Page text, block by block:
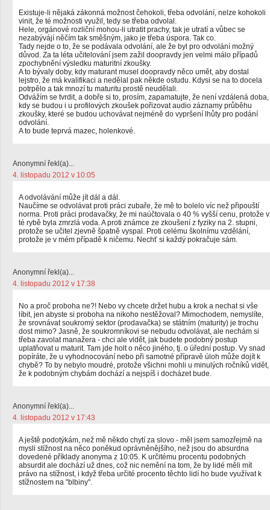
Existuje-li nějaká zákonná možnost čehokoli, třeba odvolání, nelze kohokoli
vinit, že té možnosti využil, tedy se třeba odvolal.
Hele, orgánové rozliční mohou-li utratit prachy, tak je utratí a vůbec se
nezabývájí něčím tak směšným, jako je třeba úspora. Tak co.
Tady nejde o to, že se podávala odvolání, ale že byl pro odvolání možný
důvod. Za ta léta učitelování jsem zažil doopravdy jen velmi málo případů
zpochybnění výsledku maturitní zkoušky.
A to bývaly doby, kdy maturant musel doopravdy něco umět, aby dostal
lejstro, že má kvalifikaci a nedělal pak někde ostudu. Kdysi se na to docela
potrpělo a tak mnozí tu maturitu prostě neudělali.
Odvážím se tvrdit, a dobře si to, prosím, zapamatujte, že není vzdálená doba,
kdy se budou i u profilových zkoušek pořizovat audio záznamy průběhu
zkoušky, které se budou uchovávat nejméně do vypršení lhůty pro podání
odvolání.
A to bude teprvá mazec, holenkové.
Anonymní řekl(a)...
4. listopadu 2012 v 10:05
A odvolávání může jít dál a dál.
Naučíme se odvolávat proti práci zubaře, že mě to bolelo víc než připouští
norma. Proti práci prodavačky, že mi naúčtovala o 40 % vyšší cenu, protože v
té rybě byla zmrzlá voda. A proti známce ze zkoušení z fyziky na 2. stupni,
protože se učitel zjevně špatně vyspal. Proti celému školnímu vzdělání,
protože je v mém případě k ničemu. Nechť si každý pokračuje sám.
Anonymní řekl(a)...
4. listopadu 2012 v 17:38
No a proč proboha ne?! Nebo vy chcete držet hubu a krok a nechat si vše
líbit, jen abyste si proboha na nikoho nestěžoval? Mimochodem, nemyslíte,
že srovnávat soukromý sektor (prodavačka) se státním (maturity) je trochu
dost mimo? Jasně, že soukromníkovi se nebudu odvolávat, ale nechám si
třeba zavolat manažera - chci ale vidět, jak budete podobný postup
uplatňovat u maturit. Tam jde holt o něco jiného, tj. o úřední postup. Vy snad
popíráte, že u vyhodnocování nebo při samotné přípravě úloh může dojít k
chybě? To by nebylo moudré, protože všichni mohli u minulých ročníků vidět,
že k podobným chybám dochází a nejspíš i docházet bude.
Anonymní řekl(a)...
4. listopadu 2012 v 17:43
A ještě podotýkám, než mě někdo chytí za slovo - měl jsem samozřejmě na
mysli stížnost na něco poněkud oprávněnějšího, než jsou do absurdna
dovedené příklady anonyma z 10:05. K určitému procentu podobných
absurdit ale dochází už dnes, což nic nemění na tom, že by lidé měli mít
právo na stížnost, i když třeba určité procento těchto lidí ho bude využívat k
stížnostem na "blbiny".